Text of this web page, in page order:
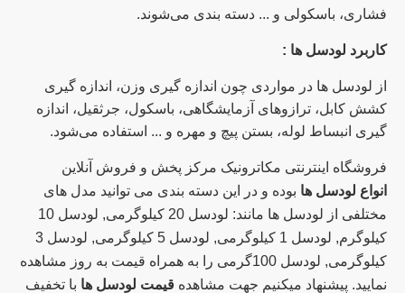
فشاری، باسکولی و ... دسته بندی می‌شوند.
کاربرد لودسل ها :
از لودسل ها در مواردی چون اندازه گیری وزن، اندازه گیری
کشش کابل، ترازوهای آزمایشگاهی، باسکول، جرثقیل، اندازه
گیری انبساط لوله، بستن پیچ و مهره و ... استفاده می‌شود.
فروشگاه اینترنتی مکاترونیک مرکز پخش و فروش آنلاین
انواع لودسل ها بوده و در این دسته بندی می توانید مدل های
مختلفی از لودسل ها مانند: لودسل 20 کیلوگرمی, لودسل 10
کیلوگرم, لودسل 1 کیلوگرمی, لودسل 5 کیلوگرمی, لودسل 3
کیلوگرمی, لودسل 100گرمی را به همراه قیمت به روز مشاهده
نمایید. پیشنهاد میکنیم جهت مشاهده قیمت لودسل ها با تخفیف